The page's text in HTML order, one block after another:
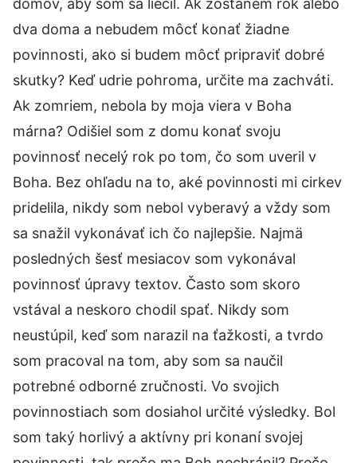
dva doma a nebudem môcť konať žiadne
povinnosti, ako si budem môcť pripraviť dobré
skutky? Keď udrie pohroma, určite ma zachváti.
Ak zomriem, nebola by moja viera v Boha
márna? Odišiel som z domu konať svoju
povinnosť necelý rok po tom, čo som uveril v
Boha. Bez ohľadu na to, aké povinnosti mi cirkev
pridelila, nikdy som nebol vyberavý a vždy som
sa snažil vykonávať ich čo najlepšie. Najmä
posledných šesť mesiacov som vykonával
povinnosť úpravy textov. Často som skoro
vstával a neskoro chodil spať. Nikdy som
neustúpil, keď som narazil na ťažkosti, a tvrdo
som pracoval na tom, aby som sa naučil
potrebné odborné zručnosti. Vo svojich
povinnostiach som dosiahol určité výsledky. Bol
som taký horlivý a aktívny pri konaní svojej